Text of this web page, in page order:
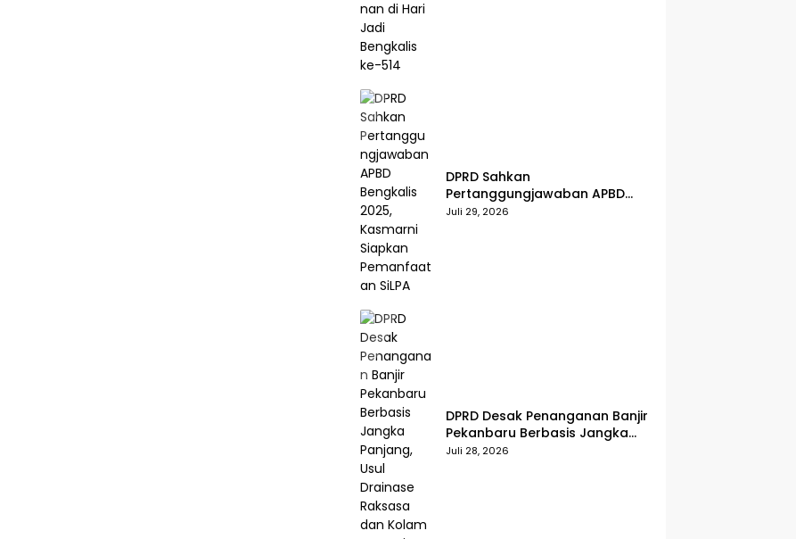
DPRD Sahkan
Pertanggungjawaban APBD
Bengkalis 2025, Kasmarni
Juli 29, 2026
DPRD Desak Penanganan Banjir
Pekanbaru Berbasis Jangka
Panjang, Usul Drainase
Juli 28, 2026